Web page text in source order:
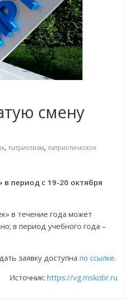
смену
, патриотизм, патриотическое
период с 19-20 октября
в течение года может
в период учебного года –
заявку доступна по ссылке.
Источник: https://vg.mskobr.ru